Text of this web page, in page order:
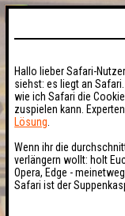
Hallo lieber Safari-
siehst: es liegt an
wie ich Safari die
zuspielen kann.
Lösung
Wenn ihr die
verlängern wollt: holt
Opera, Edge -
Safari ist der